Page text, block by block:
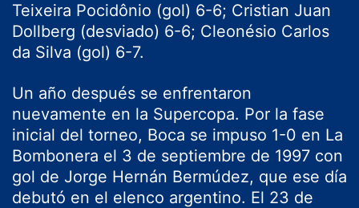
Teixeira Pocidônio (gol) 6-6; Cristian Juan
Dollberg (desviado) 6-6; Cleonésio Carlos
da Silva (gol) 6-7.
Un año después se enfrentaron
nuevamente en la Supercopa. Por la fase
inicial del torneo, Boca se impuso 1-0 en La
Bombonera el 3 de septiembre de 1997 con
gol de Jorge Hernán Bermúdez, que ese día
debutó en el elenco argentino. El 23 de